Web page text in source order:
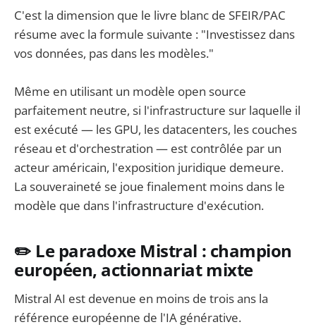
C'est la dimension que le livre blanc de SFEIR/PAC
résume avec la formule suivante : "Investissez dans
vos données, pas dans les modèles."
Même en utilisant un modèle open source
parfaitement neutre, si l'infrastructure sur laquelle il
est exécuté — les GPU, les datacenters, les couches
réseau et d'orchestration — est contrôlée par un
acteur américain, l'exposition juridique demeure.
La souveraineté se joue finalement moins dans le
modèle que dans l'infrastructure d'exécution.
✏️ Le paradoxe Mistral : champion
européen, actionnariat mixte
Mistral AI est devenue en moins de trois ans la
référence européenne de l'IA générative.